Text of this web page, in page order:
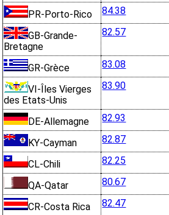
PR-Porto-Rico 84.38
GB-Grande-
Bretagne
82.57
GR-Grèce 83.08
VI-Îles Vierges
des Etats-Unis
83.90
DE-Allemagne 82.93
KY-Cayman 82.87
CL-Chili 82.25
QA-Qatar 80.67
CR-Costa Rica 82.47